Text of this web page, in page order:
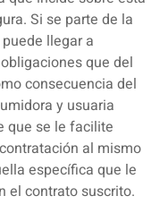
Si se parte de la
llegar a
que del
consecuencia del
y usuaria
que se le facilite
al mismo
específica que le
el contrato suscrito.